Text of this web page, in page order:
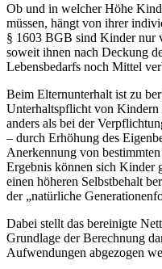
Ob und in welcher Höhe
müssen, hängt von ihrer
§ 1603 BGB sind Kinder nur
soweit ihnen nach Deckung
Lebensbedarfs noch Mittel
Beim Elternunterhalt ist zu
Unterhaltspflicht von Kindern
anders als bei der
– durch Erhöhung des
Anerkennung von
Ergebnis können sich Kinder
einen höheren Selbstbehalt
der „natürliche
Dabei stellt das bereinigte
Grundlage der Berechnung
Aufwendungen abgezogen